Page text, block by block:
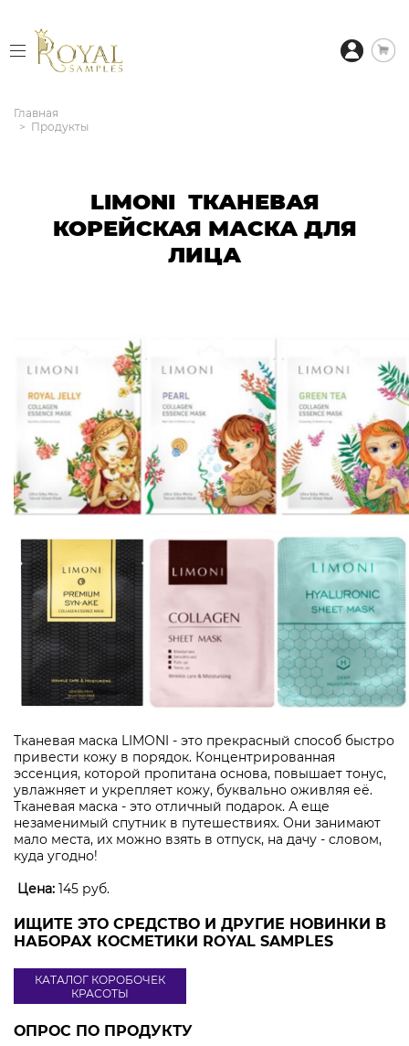
Главная
Продукты
LIMONI ТКАНЕВАЯ
КОРЕЙСКАЯ МАСКА ДЛЯ
ЛИЦА
Тканевая маска LIMONI - это прекрасный способ быстро
привести кожу в порядок. Концентрированная
эссенция, которой пропитана основа, повышает тонус,
увлажняет и укрепляет кожу, буквально оживляя её.
Тканевая маска - это отличный подарок. А еще
незаменимый спутник в путешествиях. Они занимают
мало места, их можно взять в отпуск, на дачу - словом,
куда угодно!
Цена: 145 руб.
ИЩИТЕ ЭТО СРЕДСТВО И ДРУГИЕ НОВИНКИ В
НАБОРАХ КОСМЕТИКИ ROYAL SAMPLES
КАТАЛОГ КОРОБОЧЕК
КРАСОТЫ
ОПРОС ПО ПРОДУКТУ